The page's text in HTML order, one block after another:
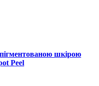
шкірою
Peel